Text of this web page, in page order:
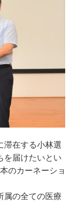
滞在する小林選
を届けたいとい
のカーネーショ
属の全ての医療